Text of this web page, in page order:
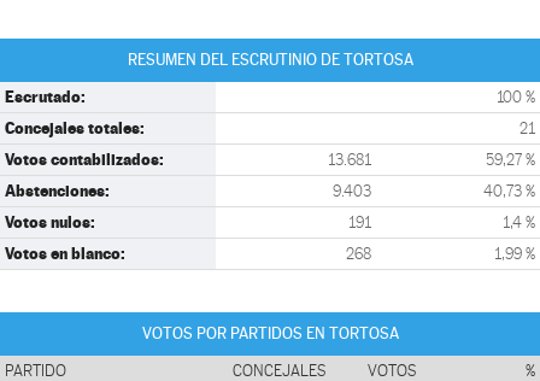
RESUMEN DEL ESCRUTINIO DE TORTOSA
Escrutado: 100 %
Concejales totales: 21
Votos contabilizados: 13.681 59,27 %
Abstenciones: 9.403 40,73 %
Votos nulos: 191 1,4 %
Votos en blanco: 268 1,99 %
VOTOS POR PARTIDOS EN TORTOSA
PARTIDO CONCEJALES VOTOS %